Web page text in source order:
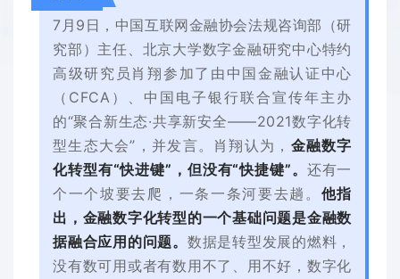
7月9日，中国互联网金融协会法规咨询部（研
究部）主任、北京大学数字金融研究中心特约
高级研究员肖翔参加了由中国金融认证中心
（CFCA）、中国电子银行联合宣传年主办
的“聚合新生态·共享新安全——2021数字化转
型生态大会”，并发言。肖翔认为， 金融数字
化转型有“快进键”，但没有“快捷键”。 还有一
个一个坡要去爬，一条一条河要去趟。 他指
出，金融数字化转型的一个基础问题是金融数
据融合应用的问题。 数据是转型发展的燃料，
没有数可用或者有数用不了、用不好，数字化